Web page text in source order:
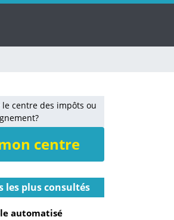
centre des impôts ou
centre
les plus consultés
automatisé